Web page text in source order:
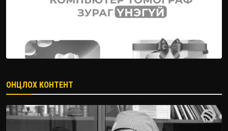
ОНЦЛОХ КОНТЕНТ